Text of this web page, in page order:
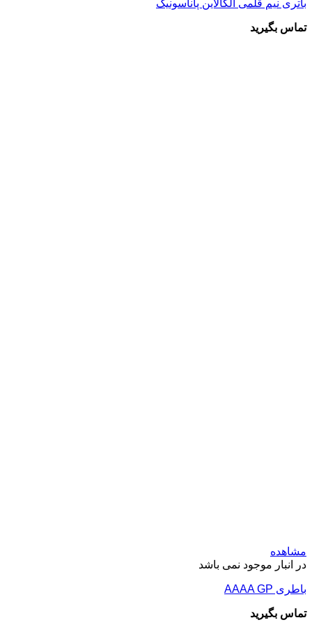
باتری نیم قلمی آلکالاین پاناسونیک
تماس بگیرید
مشاهده
در انبار موجود نمی باشد
باطری AAAA GP
تماس بگیرید